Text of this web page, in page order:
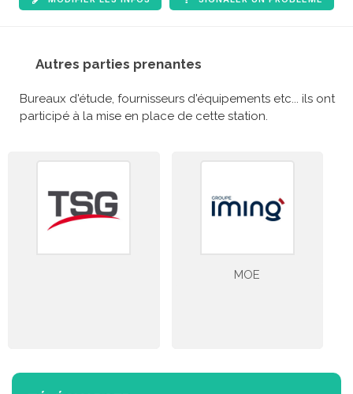
Autres parties prenantes
Bureaux d'étude, fournisseurs d'équipements etc... ils ont
participé à la mise en place de cette station.
MOE